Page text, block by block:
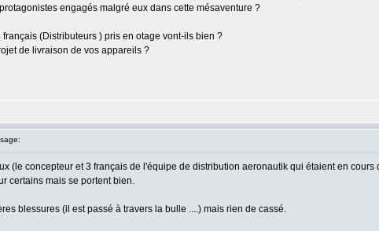
engagés malgré eux dans cette mésaventure ?
(Distributeurs ) pris en otage vont-ils bien ?
de livraison de vos appareils ?
(le concepteur et 3 français de l'équipe de distribution aeronautik qui étaient en
certains mais se portent bien.
blessures (il est passé à travers la bulle ....) mais rien de cassé.